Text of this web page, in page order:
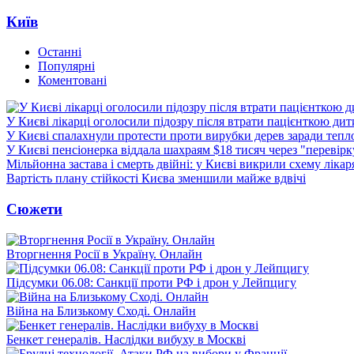
Київ
Останні
Популярні
Коментовані
У Києві лікарці оголосили підозру після втрати пацієнткою
У Києві спалахнули протести проти вирубки дерев заради
У Києві пенсіонерка віддала шахраям $18 тисяч через
Мільйонна застава і смерть двійні: у Києві викрили схему
Вартість плану стійкості Києва зменшили майже вдвічі
Сюжети
Вторгнення Росії в Україну. Онлайн
Підсумки 06.08: Санкції проти РФ і дрон у Лейпцигу
Війна на Близькому Сході. Онлайн
Бенкет генералів. Наслідки вибуху в Москві